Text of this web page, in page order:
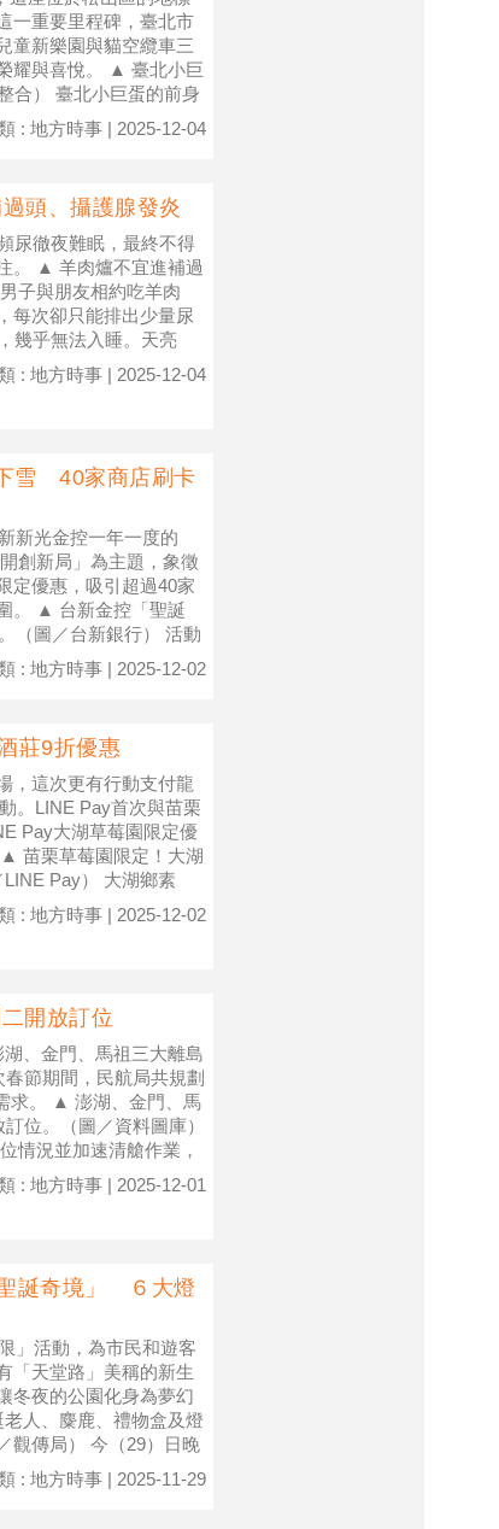
一重要里程碑，臺北市
童新樂園與貓空纜車三
耀與喜悅。 ▲ 臺北小巨
合） 臺北小巨蛋的前身
: 地方時事 | 2025-12-04
頭、攝護腺發炎
尿徹夜難眠，最終不得
。 ▲ 羊肉爐不宜進補過
子與朋友相約吃羊肉
每次卻只能排出少量尿
幾乎無法入睡。天亮
: 地方時事 | 2025-12-04
雪 40家商店刷卡
新光金控一年一度的
創新局」為主題，象徵
定優惠，吸引超過40家
。 ▲ 台新金控「聖誕
（圖／台新銀行） 活動
: 地方時事 | 2025-12-02
莊9折優惠
，這次更有行動支付龍
。LINE Pay首次與苗栗
Pay大湖草莓園限定優
苗栗草莓園限定！大湖
Pay） 大湖鄉素
: 地方時事 | 2025-12-02
開放訂位
、金門、馬祖三大離島
節期間，民航局共規劃
求。 ▲ 澎湖、金門、馬
位。（圖／資料圖庫）
情況並加速清艙作業，
: 地方時事 | 2025-12-01
誕奇境」 ６大燈
」活動，為市民和遊客
「天堂路」美稱的新生
冬夜的公園化身為夢幻
人、麋鹿、禮物盒及燈
觀傳局） 今（29）日晚
: 地方時事 | 2025-11-29